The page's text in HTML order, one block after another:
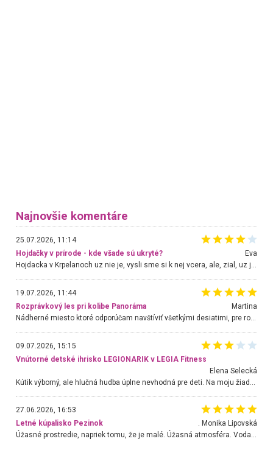
Najnovšie komentáre
25.07.2026, 11:14
Hojdačky v prírode - kde všade sú ukryté?
Eva
Hojdacka v Krpelanoch uz nie je, vysli sme si k nej vcera, ale, zial, uz je znicena. Ak sem planujete cestu len kvoli hojdacke, mozete si ju usetrit. Krasny vyhlad je tu vsak aj bez hojdacky :-)
19.07.2026, 11:44
Rozprávkový les pri kolibe Panoráma
Martina
Nádherné miesto ktoré odporúčam navštíviť všetkými desiatimi, pre rodiny s deťmi, dôchodcom... Proste a jednoducho ozaj rozprávkový les.. určite ešte prídeme. Odniesli sme si na pamiatku krásne tričká,
09.07.2026, 15:15
Vnútorné detské ihrisko LEGIONARIK v LEGIA Fitness
Elena Selecká
27.06.2026, 16:53
Letné kúpalisko Pezinok
. Monika Lipovská
Úžasné prostredie, napriek tomu, že je malé. Úžasná atmosféra. Voda fantastická a nádherná. Ľudí je pomerne veľa, ale su mili a ohľaduplní. Je veľmi zaujímavé sledovať, ako dokážu spolu športovať cudzí ľudia a bez ohľadu na vek. Vládne tu pohoda. Vnuka neviem dostať z vody. Ďakujem za krásny deň . Urcite sa sem vrátim. Jediný problém je s parkovaním, ale aj ten sa mi podarilo vyriešiť. Monika Bratislava